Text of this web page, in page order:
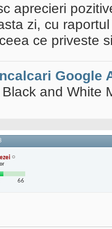
aprecieri
zi, cu
ce priveste
Google
and White
66